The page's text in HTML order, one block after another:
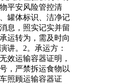
平安风险管控清
罐体标识、洁净记
息，照实记实并留
运转为，需及时向
讲。2。承运方：
效运输容器证明，
，严禁拆运食物以
照顾运输容器证